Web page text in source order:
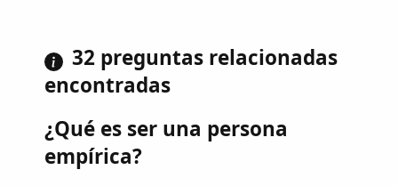
32 preguntas relacionadas
encontradas
¿Qué es ser una persona
empírica?